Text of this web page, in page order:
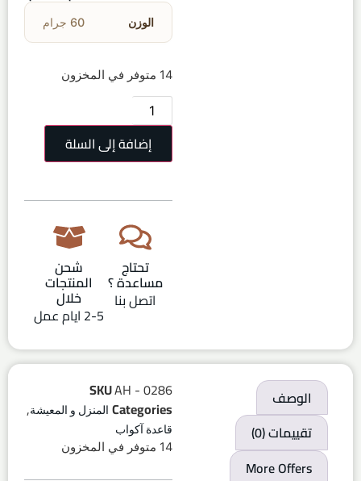
الوزن 60 جرام
14 متوفر في المخزون
إضافة إلى السلة
تحتاج
مساعدة ؟
اتصل بنا
شحن
المنتجات
خلال
2-5 ايام عمل
الوصف
تقييمات (0)
More Offers
SKUAH - 0286
Categories المنزل و المعيشة,
قاعدة آكواب
14 متوفر في المخزون